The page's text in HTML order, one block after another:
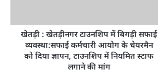
खेतड़ी : खेतड़ीनगर टाउनशिप में बिगड़ी सफाई
व्यवस्था:सफाई कर्मचारी आयोग के चेयरमैन
को दिया ज्ञापन, टाउनशिप में नियमित स्टाफ
लगाने की मांग